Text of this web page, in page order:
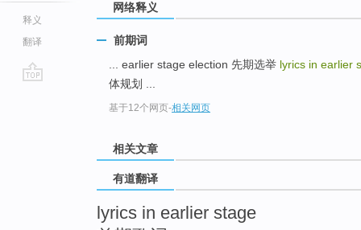
释义
翻译
网络释义
前期词
... earlier stage election 先期选举 lyrics in earlier
体规划 ...
基于12个网页-相关网页
相关文章
有道翻译
lyrics in earlier stage